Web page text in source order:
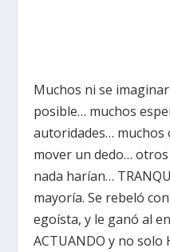
Muchos ni se
posible… muchos
autoridades…
mover un dedo…
nada harían…
mayoría. Se rebeló
egoísta, y le ganó al
ACTUANDO y no solo